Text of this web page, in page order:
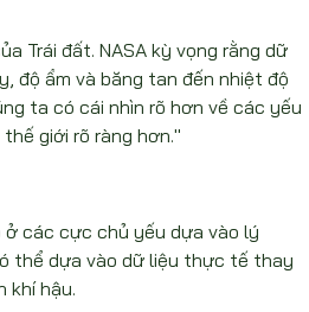
Trái đất. NASA kỳ vọng rằng dữ
độ ẩm và băng tan đến nhiệt độ
ta có cái nhìn rõ hơn về các yếu
giới rõ ràng hơn."
các cực chủ yếu dựa vào lý
thể dựa vào dữ liệu thực tế thay
khí hậu.